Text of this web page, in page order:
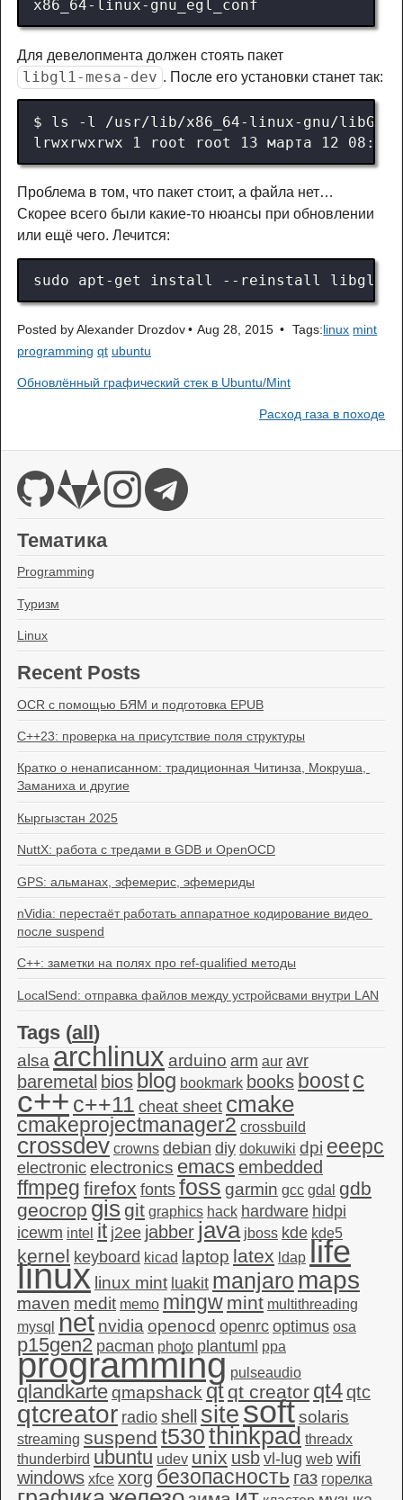
Для девелопмента должен стоять пакет
libgl1-mesa-dev . После его установки станет так:
Проблема в том, что пакет стоит, а файла нет…
Скорее всего были какие-то нюансы при обновлении
или ещё чего. Лечится:
Posted by Alexander Drozdov Aug 28, 2015 Tags: linux mint
programming qt ubuntu
Обновлённый графический стек в Ubuntu/Mint
Расход газа в походе
Тематика
Programming
Туризм
Linux
Recent Posts
OCR с помощью БЯМ и подготовка EPUB
C++23: проверка на присутствие поля структуры
Кратко о ненаписанном: традиционная Читинза, Мокруша,
Заманиха и другие
Кыргызстан 2025
NuttX: работа с тредами в GDB и OpenOCD
GPS: альманах, эфемерис, эфемериды
nVidia: перестаёт работать аппаратное кодирование видео
после suspend
C++: заметки на полях про ref-qualified методы
LocalSend: отправка файлов между устройсвами внутри LAN
Tags (all)
alsa archlinux arduino arm aur avr
baremetal bios blog bookmark books boost c
c++c++11 cheat sheet cmake
cmakeprojectmanager2 crossbuild
crossdev crowns debian diy dokuwiki dpi eeepc
electronic electronics emacsembedded
ffmpeg firefox fonts foss garmin gcc gdal gdb
geocrop gis git graphics hack hardware hidpi
icewm intel it j2ee jabber java jboss kde kde5
kernel keyboard kicad laptop latex ldap life
linux linux mint luakit manjaro maps
maven medit memo mingw mint multithreading
mysql
net nvidia openocd openrc optimus osa
p15gen2 pacman photo plantuml ppa
programming pulseaudio
qlandkarteqmapshack qt qt creator qt4qtc
qtcreator radio shell sitesoftsolaris
streaming suspend t530thinkpad threadx
thunderbird ubuntu udev unix usb vl-lug web wifi
windows xfce xorg безопасность газ горелка